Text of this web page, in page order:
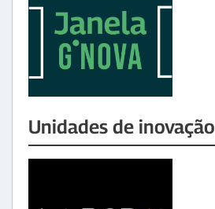
Unidades de inovação